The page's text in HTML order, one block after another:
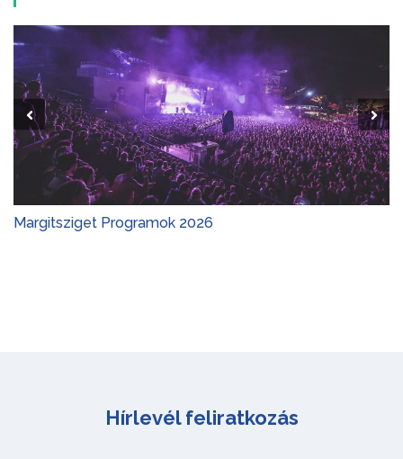
Margitsziget Programok 2026
Hírlevél feliratkozás